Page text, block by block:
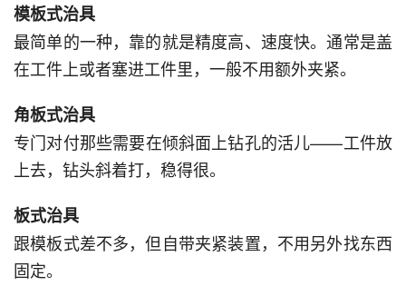
模板式治具
最简单的一种，靠的就是精度高、速度快。通常是盖
在工件上或者塞进工件里，一般不用额外夹紧。
角板式治具
专门对付那些需要在倾斜面上钻孔的活儿——工件放
上去，钻头斜着打，稳得很。
板式治具
跟模板式差不多，但自带夹紧装置，不用另外找东西
固定。